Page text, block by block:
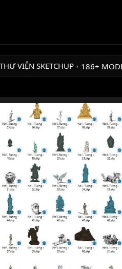
THƯ VIỆN SKETCHUP › 186+